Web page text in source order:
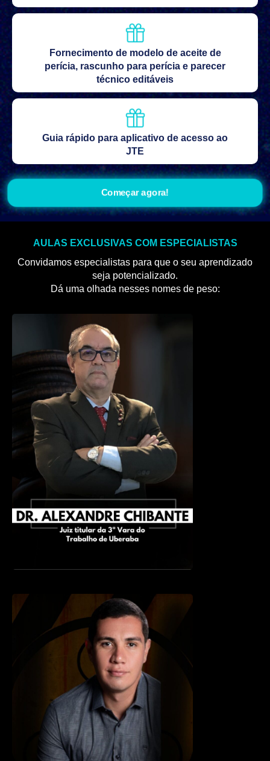
Fornecimento de modelo de aceite de
perícia, rascunho para perícia e parecer
técnico editáveis
Guia rápido para aplicativo de acesso ao
JTE
Começar agora!
AULAS EXCLUSIVAS COM ESPECIALISTAS
Convidamos especialistas para que o seu aprendizado
seja potencializado.
Dá uma olhada nesses nomes de peso: